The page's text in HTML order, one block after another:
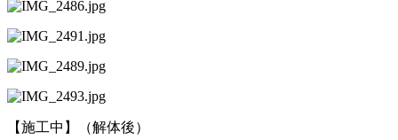
【施工中】（解体後）